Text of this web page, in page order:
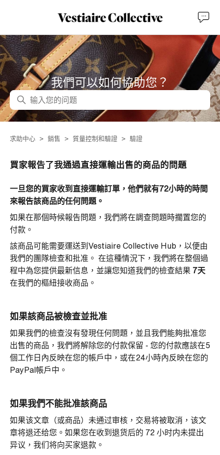
我們可以如何協助您？
搜尋
求助中心 銷售 質量控制和驗證 驗證
買家報告了我通過直接運輸出售的商品的問題
一旦您的買家收到直接運輸訂單，他們就有72小時的時間
來報告該商品的任何問題。
如果在那個時候報告問題，我們將在調查問題時擱置您的
付款。
該商品可能需要運送到Vestiaire Collective Hub，以便由
我們的團隊檢查和批准。 在這種情況下，我們將在整個過
程中為您提供最新信息，並讓您知道我們的檢查結果 7天
在我們的樞紐接收商品。
如果該商品被檢查並批准
如果我們的檢查沒有發現任何問題，並且我們能夠批准您
出售的商品，我們將解除您的付款保留 - 您的付款應該在5
個工作日內反映在您的帳戶中，或在24小時內反映在您的
PayPal帳戶中。
如果我們不能批准該商品
如果该文章（或商品）未通过审核，交易将被取消，该文
章将退还给您。如果您在收到退货后的 72 小时内未提出
异议，我们将向买家退款。